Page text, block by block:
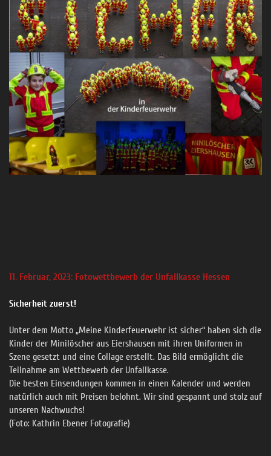
11. Februar, 2023: Fotowettbewerb der Unfallkasse Hessen
Sicherheit zuerst!
Unter dem Motto „Meine Kinderfeuerwehr ist sicher“ haben sich die
Kinder der Minilöscher aus Eiershausen mit ihren Uniformen in
Szene gesetzt und eine Collage erstellt. Das Bild ermöglicht die
Teilnahme am Wettbewerb der Unfallkasse.
Die besten Einsendungen kommen in einen Kalender und werden
natürlich auch mit Preisen belohnt. Wir sind gespannt und stolz auf
unseren Nachwuchs!
(Foto: Kathrin Ebener Fotografie)